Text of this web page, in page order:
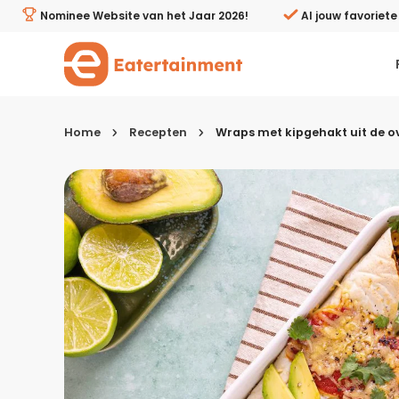
Wraps met kipgehakt uit de oven - Eatertainment
Nominee Website van het Jaar 2026! Al jouw
Kies je menugang
Ontbijt
Lunch & brunch
Tussendoortjes
Voor- & tussengerechten
Home Recepten Wraps met kipgehakt uit de